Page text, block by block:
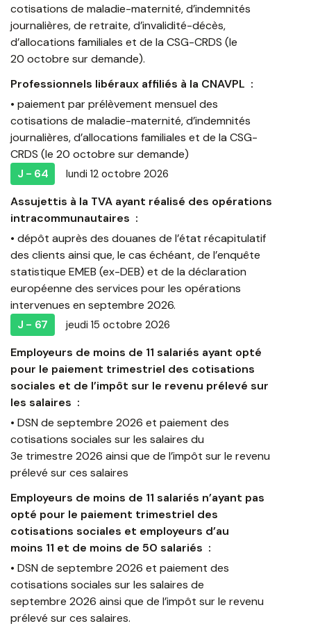
cotisations de maladie-maternité, d’indemnités
journalières, de retraite, d’invalidité-décès,
d’allocations familiales et de la CSG-CRDS (le
20 octobre sur demande).
Professionnels libéraux affiliés à la CNAVPL :
• paiement par prélèvement mensuel des
cotisations de maladie-maternité, d’indemnités
journalières, d’allocations familiales et de la CSG-
CRDS (le 20 octobre sur demande)
J - 64
lundi 12 octobre 2026
Assujettis à la TVA ayant réalisé des opérations
intracommunautaires :
• dépôt auprès des douanes de l’état récapitulatif
des clients ainsi que, le cas échéant, de l’enquête
statistique EMEB (ex-DEB) et de la déclaration
européenne des services pour les opérations
intervenues en septembre 2026.
J - 67
jeudi 15 octobre 2026
Employeurs de moins de 11 salariés ayant opté
pour le paiement trimestriel des cotisations
sociales et de l’impôt sur le revenu prélevé sur
les salaires :
• DSN de septembre 2026 et paiement des
cotisations sociales sur les salaires du
3e trimestre 2026 ainsi que de l’impôt sur le revenu
prélevé sur ces salaires
Employeurs de moins de 11 salariés n’ayant pas
opté pour le paiement trimestriel des
cotisations sociales et employeurs d’au
moins 11 et de moins de 50 salariés :
• DSN de septembre 2026 et paiement des
cotisations sociales sur les salaires de
septembre 2026 ainsi que de l’impôt sur le revenu
prélevé sur ces salaires.